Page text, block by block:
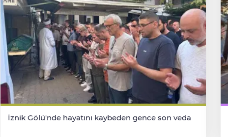
İznik Gölü'nde hayatını kaybeden gence son veda